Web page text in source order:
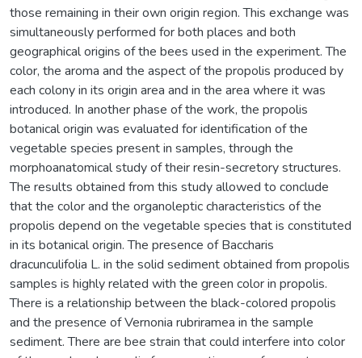
those remaining in their own origin region. This exchange was
simultaneously performed for both places and both
geographical origins of the bees used in the experiment. The
color, the aroma and the aspect of the propolis produced by
each colony in its origin area and in the area where it was
introduced. In another phase of the work, the propolis
botanical origin was evaluated for identification of the
vegetable species present in samples, through the
morphoanatomical study of their resin-secretory structures.
The results obtained from this study allowed to conclude
that the color and the organoleptic characteristics of the
propolis depend on the vegetable species that is constituted
in its botanical origin. The presence of Baccharis
dracunculifolia L. in the solid sediment obtained from propolis
samples is highly related with the green color in propolis.
There is a relationship between the black-colored propolis
and the presence of Vernonia rubriramea in the sample
sediment. There are bee strain that could interfere into color